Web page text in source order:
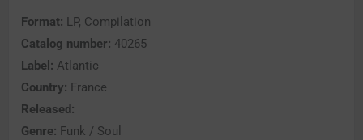
Format: LP, Compilation
Catalog number: 40265
Label: Atlantic
Country: France
Released:
Genre: Funk / Soul